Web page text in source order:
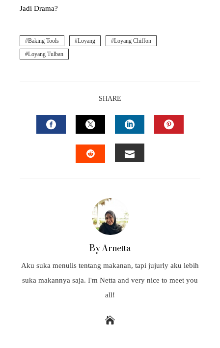
Jadi Drama?
Baking Tools Loyang
Loyang Chiffon
Loyang Tulban
SHARE
FACEBOOKTWITTERLINKEDIN
By Arnetta
Aku suka menulis tentang makanan, tapi jujurly aku lebih
suka makannya saja. I'm Netta and very nice to meet you
all!